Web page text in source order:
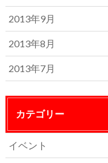
2013年9月
2013年8月
2013年7月
カテゴリー
イベント